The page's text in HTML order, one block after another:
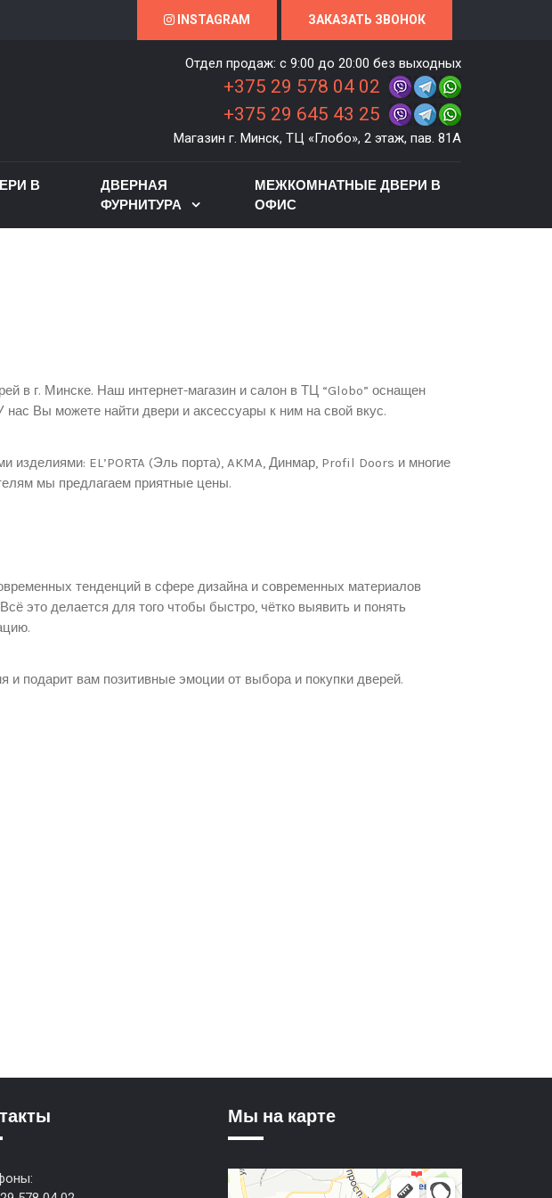
INSTAGRAM ЗАКАЗАТЬ ЗВОНОК
Отдел продаж: c 9:00 до 20:00 без выходных
+375 29 578 04 02
+375 29 645 43 25
Магазин г. Минск, ТЦ «Глобо», 2 этаж, пав. 81А
В
ДВЕРНАЯ
ФУРНИТУРА
МЕЖКОМНАТНЫЕ ДВЕРИ В
ОФИС
в г. Минске. Наш интернет-магазин и салон в ТЦ “Globo” оснащен
Вы можете найти двери и аксессуары к ним на свой вкус.
EL’PORTA (Эль порта), AKMA, Динмар, Profil Doors и многие
мы предлагаем приятные цены.
тенденций в сфере дизайна и современных материалов
это делается для того чтобы быстро, чётко выявить и понять
подарит вам позитивные эмоции от выбора и покупки дверей.
Мы на карте